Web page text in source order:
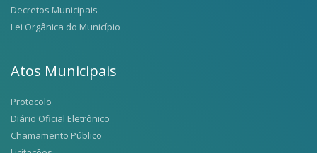
Decretos Municipais
Lei Orgânica do Município
Atos Municipais
Protocolo
Diário Oficial Eletrônico
Chamamento Público